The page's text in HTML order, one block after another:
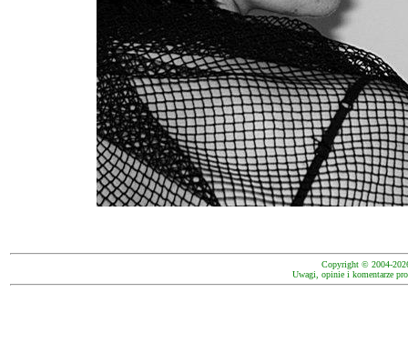
Copyright © 2004-
Uwagi, opinie i komentarze